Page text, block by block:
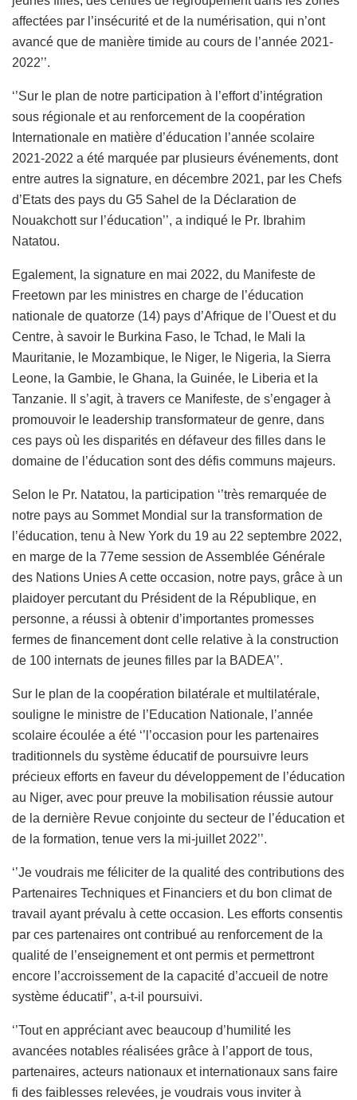
affectées par l’insécurité et de la numérisation, qui n’ont
avancé que de manière timide au cours de l’année 2021-
2022’’.
‘’Sur le plan de notre participation à l’effort d’intégration
sous régionale et au renforcement de la coopération
Internationale en matière d’éducation l’année scolaire
2021-2022 a été marquée par plusieurs événements, dont
entre autres la signature, en décembre 2021, par les Chefs
d’Etats des pays du G5 Sahel de la Déclaration de
Nouakchott sur l’éducation’’, a indiqué le Pr. Ibrahim
Natatou.
Egalement, la signature en mai 2022, du Manifeste de
Freetown par les ministres en charge de l’éducation
nationale de quatorze (14) pays d’Afrique de l’Ouest et du
Centre, à savoir le Burkina Faso, le Tchad, le Mali la
Mauritanie, le Mozambique, le Niger, le Nigeria, la Sierra
Leone, la Gambie, le Ghana, la Guinée, le Liberia et la
Tanzanie. Il s’agit, à travers ce Manifeste, de s’engager à
promouvoir le leadership transformateur de genre, dans
ces pays où les disparités en défaveur des filles dans le
domaine de l’éducation sont des défis communs majeurs.
Selon le Pr. Natatou, la participation ‘’très remarquée de
notre pays au Sommet Mondial sur la transformation de
l’éducation, tenu à New York du 19 au 22 septembre 2022,
en marge de la 77eme session de Assemblée Générale
des Nations Unies A cette occasion, notre pays, grâce à un
plaidoyer percutant du Président de la République, en
personne, a réussi à obtenir d’importantes promesses
fermes de financement dont celle relative à la construction
de 100 internats de jeunes filles par la BADEA’’.
Sur le plan de la coopération bilatérale et multilatérale,
souligne le ministre de l’Education Nationale, l’année
scolaire écoulée a été ‘’l’occasion pour les partenaires
traditionnels du système éducatif de poursuivre leurs
précieux efforts en faveur du développement de l’éducation
au Niger, avec pour preuve la mobilisation réussie autour
de la dernière Revue conjointe du secteur de l’éducation et
de la formation, tenue vers la mi-juillet 2022’’.
‘’Je voudrais me féliciter de la qualité des contributions des
Partenaires Techniques et Financiers et du bon climat de
travail ayant prévalu à cette occasion. Les efforts consentis
par ces partenaires ont contribué au renforcement de la
qualité de l’enseignement et ont permis et permettront
encore l’accroissement de la capacité d’accueil de notre
système éducatif’’, a-t-il poursuivi.
‘’Tout en appréciant avec beaucoup d’humilité les
avancées notables réalisées grâce à l’apport de tous,
partenaires, acteurs nationaux et internationaux sans faire
fi des faiblesses relevées, je voudrais vous inviter à